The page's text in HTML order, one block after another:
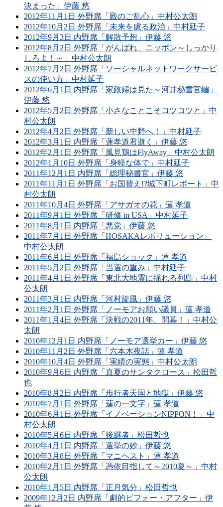
決まった」伊藤 悠
2012年11月1日 外野席「殿のご乱心」中村公太朗
2012年10月2日 外野席「未来を慮る政治」中村延子
2012年9月3日 内野席「解散予想」伊藤 悠
2012年8月2日 外野席「がんばれ、ニッポン～しっかり
しろよ！～」中村公太朗
2012年7月2日 外野席「ソーシャルネットワークサービ
スの使い方」中村延子
2012年6月1日 内野席「家政婦は見た～河井秘書官編」
伊藤 悠
2012年5月2日 外野席「小さなことこそコツコツと」中
村公太朗
2012年4月2日 外野席「新しい中野へ！」中村延子
2012年3月1日 内野席「蓮孝道君逝く」伊藤 悠
2012年2月1日 外野席「風見鶏はFlyAway」中村公太朗
2012年1月10日 外野席「身軽な体で」中村延子
2011年12月1日 内野席「総理秘書官」伊藤 悠
2011年11月1日 外野席「お国替え!?城下町レポート」中
村公太朗
2011年10月4日 外野席「アサガオの花」蓮 孝道
2011年9月1日 外野席「研修 in USA」中村延子
2011年8月1日 内野席「悪党」伊藤 悠
2011年7月1日 外野席「HOSAKAレボリューション」
中村公太朗
2011年6月1日 外野席「福島ショック」蓮 孝道
2011年5月2日 外野席「当選の重み」中村延子
2011年4月1日 外野席「東北大地震に揺れる列島」中村
公太朗
2011年3月1日 内野席「河村旋風」伊藤 悠
2011年2月1日 外野席「ノーモアお願い議員」蓮 孝道
2011年1月4日 外野席「決戦の2011年、開幕！」中村公
太朗
2010年12月1日 内野席「ノーモア選挙カー」伊藤 悠
2010年11月2日 外野席「六本木夜話」蓮 孝道
2010年10月4日 外野席「実績の実態」中村公太朗
2010年9月6日 内野席「真夏のサンタクロース」松田哲
也
2010年8月2日 内野席「歩行者天国と地獄」伊藤 悠
2010年7月1日 外野席「蓮の一文字」蓮 孝道
2010年6月1日 外野席「イノベーションNIPPON！」中
村公太朗
2010年5月6日 内野席「後継者」松田哲也
2010年4月1日 内野席「選挙の妙」伊藤 悠
2010年3月8日 外野席「マニヘスト」蓮 孝道
2010年2月1日 外野席「憑依目指して～2010夏～」中村
公太朗
2010年1月5日 内野席「正月気分」松田哲也
2009年12月2日 内野席「劇的ビフォー・アフター」伊